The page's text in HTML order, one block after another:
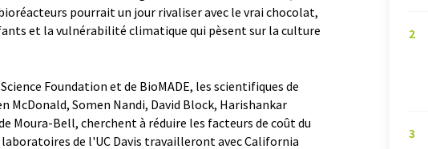
pourrait un jour rivaliser avec le vrai chocolat,
et la vulnérabilité climatique qui pèsent sur la culture
Foundation et de BioMADE, les scientifiques de
McDonald, Somen Nandi, David Block, Harishankar
Moura-Bell, cherchent à réduire les facteurs de coût du
de l'UC Davis travailleront avec California
2
3